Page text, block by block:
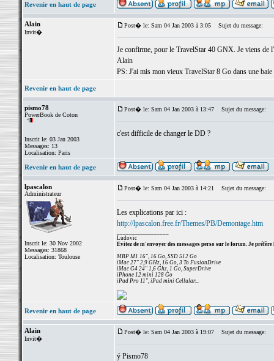
Revenir en haut de page
Alain
Invit�
Post� le: Sam 04 Jan 2003 à 3:05 Sujet du message:
Je confirme, pour le TravelStar 40 GNX. Je viens de
Alain
PS: J'ai mis mon vieux TravelStar 8 Go dans une
Revenir en haut de page
pismo78
PowerBook de Coton
Inscrit le: 03 Jan 2003
Messages: 13
Localisation: Paris
Post� le: Sam 04 Jan 2003 à 13:47 Sujet du message:
c'est difficile de changer le DD ?
Revenir en haut de page
lpascalon
Administrateur
Inscrit le: 30 Nov 2002
Messages: 31868
Localisation: Toulouse
Post� le: Sam 04 Jan 2003 à 14:21 Sujet du message:
Les explications par ici :
http://lpascalon.free.fr/Themes/PB/Demontage.htm
Ludovic
Evitez de m'envoyer des messages perso sur le forum. Je préfère
MBP M1 16", 16 Go, SSD 512 Go
iMac 27" 2,9 GHz, 16 Go, 3 To FusionDrive
iMac G4 24" 1,6 Ghz, 1 Go, SuperDrive
iPhone 12 mini 128 Go
iPad Pro 11", iPad mini Cellular...
Revenir en haut de page
Alain
Invit�
Post� le: Sam 04 Jan 2003 à 19:07 Sujet du message:
ý Pismo78